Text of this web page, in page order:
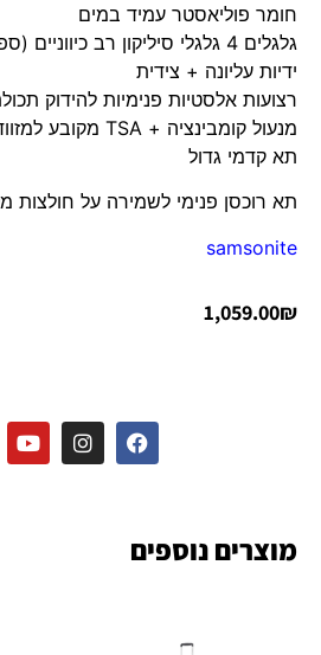
חומר פוליאסטר עמיד במים
גלגלים 4 גלגלי סיליקון רב כיווניים (ספינר-360 מעלות)
ידיות עליונה + צידית
רצועות אלסטיות פנימיות להידוק
מנעול קומבינציה + TSA מקובע למזוודה לנעילת הרוכסנים
תא קדמי גדול
תא רוכסן פנימי לשמירה על חולצות
samsonite
1,059.00₪
מוצרים נוספים